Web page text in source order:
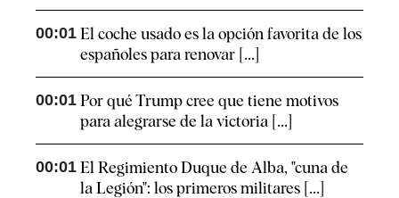
00:01 El coche usado es la opción favorita de los
españoles para renovar [...]
00:01 Por qué Trump cree que tiene motivos
para alegrarse de la victoria [...]
00:01 El Regimiento Duque de Alba, "cuna de
la Legión": los primeros militares [...]